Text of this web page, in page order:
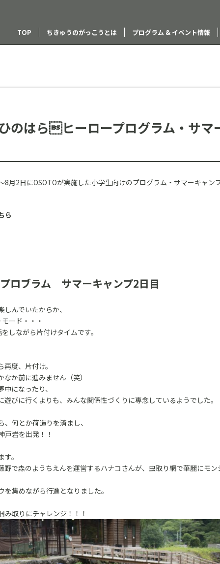
TOP ちきゅうのがっこうとは プログラム & イベント情報
のはらヒーロープログラム・サマ
8月2日にOSOTOが実施した小学生向けのプログラム・サマーキャン
ら
ロブラム サマーキャンプ2日目
んでいたからか、
ード・・・
しながら片付けタイムです。
度、片付け。
か前に進みません（笑）
になったり、
びに行くよりも、みんな関係性づくりに専念しているようでした。
何とか荷造りを済まし、
戸岩を出発！！
。
野で森のようちえんを運営するハナコさんが、虫取り網で華麗にモ
集めながら行進となりました。
取りにチャレンジ！！！